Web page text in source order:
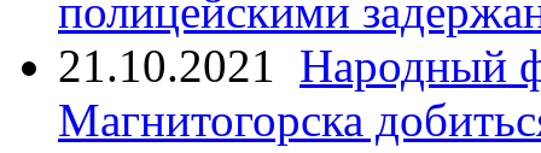
полицейскими
21.10.2021 Народный
Магнитогорска